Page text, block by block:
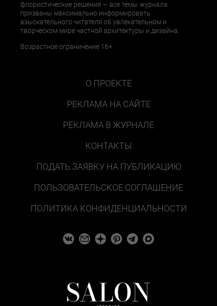
флористические решения — все темы журнала
призваны максимально информировать
взыскательного читателя об увлекательном и
творческом мире частной архитектуры и дизайна.
Возрастное ограничение 16+
О ПРОЕКТЕ
РЕКЛАМА НА САЙТЕ
РЕКЛАМА В ЖУРНАЛЕ
КОНТАКТЫ
ПОДАТЬ ЗАЯВКУ НА ПУБЛИКАЦИЮ
ПОЛЬЗОВАТЕЛЬСКОЕ СОГЛАШЕНИЕ
ПОЛИТИКА КОНФИДЕНЦИАЛЬНОСТИ